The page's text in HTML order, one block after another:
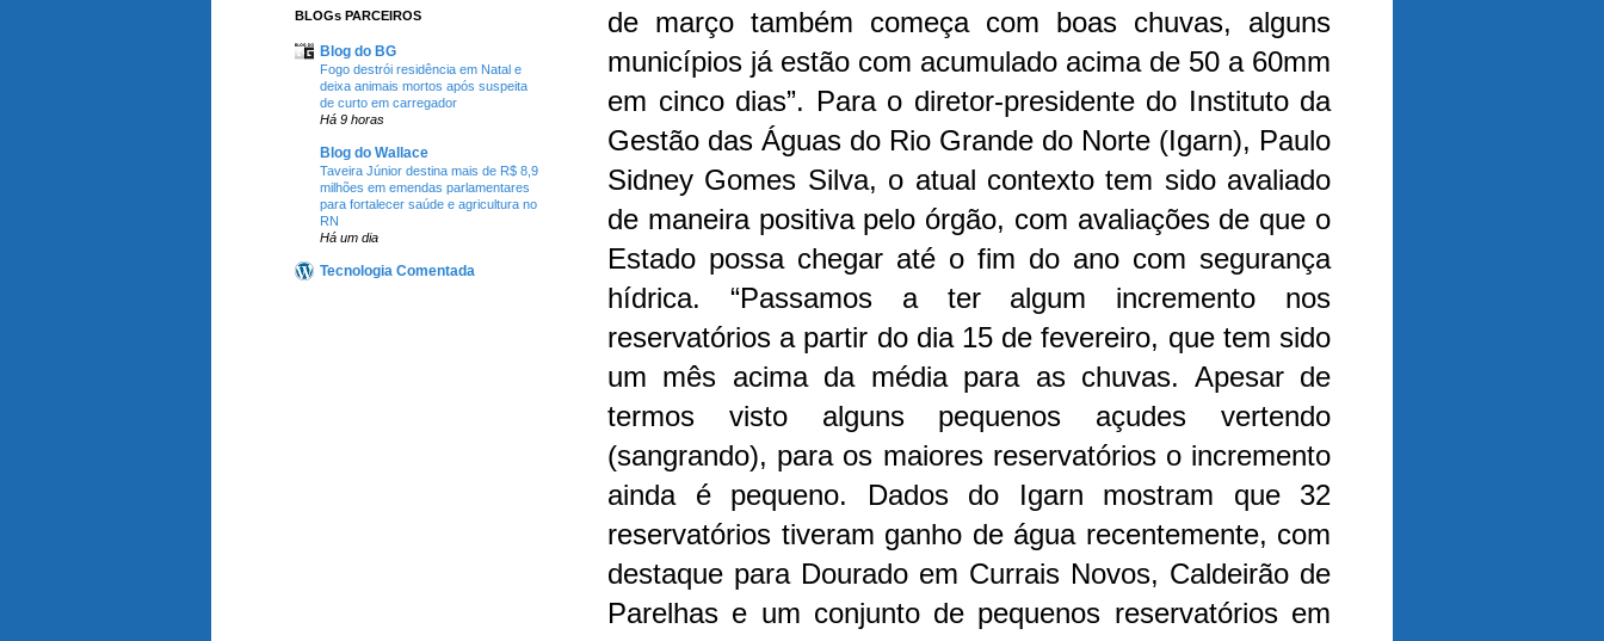
de março também começa com boas chuvas, alguns
municípios já estão com acumulado acima de 50 a 60mm
em cinco dias”. Para o diretor-presidente do Instituto da
Gestão das Águas do Rio Grande do Norte (Igarn), Paulo
Sidney Gomes Silva, o atual contexto tem sido avaliado
de maneira positiva pelo órgão, com avaliações de que o
Estado possa chegar até o fim do ano com segurança
hídrica. “Passamos a ter algum incremento nos
reservatórios a partir do dia 15 de fevereiro, que tem sido
um mês acima da média para as chuvas. Apesar de
termos visto alguns pequenos açudes vertendo
(sangrando), para os maiores reservatórios o incremento
ainda é pequeno. Dados do Igarn mostram que 32
reservatórios tiveram ganho de água recentemente, com
destaque para Dourado em Currais Novos, Caldeirão de
Parelhas e um conjunto de pequenos reservatórios em
BLOGs PARCEIROS
Blog do BG
Fogo destrói residência em Natal e
deixa animais mortos após suspeita
de curto em carregador
Há 9 horas
Blog do Wallace
Taveira Júnior destina mais de R$ 8,9
milhões em emendas parlamentares
para fortalecer saúde e agricultura no
RN
Há um dia
Tecnologia Comentada